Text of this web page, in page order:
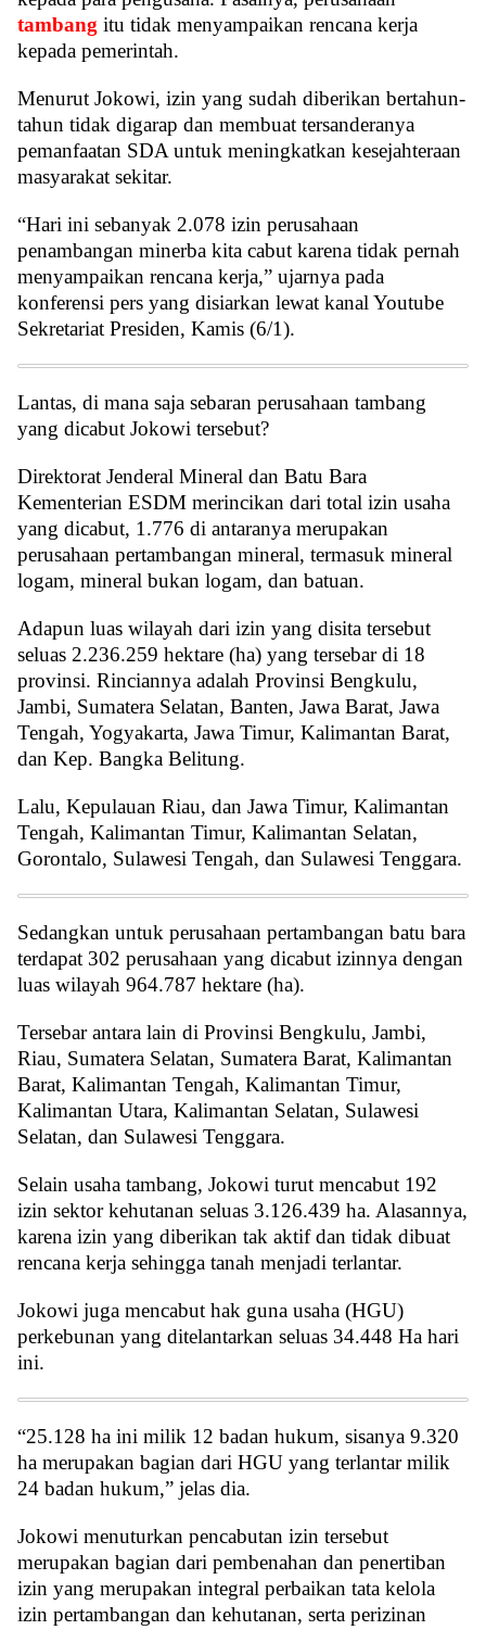
tambang itu tidak menyampaikan rencana kerja
kepada pemerintah.
Menurut Jokowi, izin yang sudah diberikan bertahun-
tahun tidak digarap dan membuat tersanderanya
pemanfaatan SDA untuk meningkatkan kesejahteraan
masyarakat sekitar.
“Hari ini sebanyak 2.078 izin perusahaan
penambangan minerba kita cabut karena tidak pernah
menyampaikan rencana kerja,” ujarnya pada
konferensi pers yang disiarkan lewat kanal Youtube
Sekretariat Presiden, Kamis (6/1).
Lantas, di mana saja sebaran perusahaan tambang
yang dicabut Jokowi tersebut?
Direktorat Jenderal Mineral dan Batu Bara
Kementerian ESDM merincikan dari total izin usaha
yang dicabut, 1.776 di antaranya merupakan
perusahaan pertambangan mineral, termasuk mineral
logam, mineral bukan logam, dan batuan.
Adapun luas wilayah dari izin yang disita tersebut
seluas 2.236.259 hektare (ha) yang tersebar di 18
provinsi. Rinciannya adalah Provinsi Bengkulu,
Jambi, Sumatera Selatan, Banten, Jawa Barat, Jawa
Tengah, Yogyakarta, Jawa Timur, Kalimantan Barat,
dan Kep. Bangka Belitung.
Lalu, Kepulauan Riau, dan Jawa Timur, Kalimantan
Tengah, Kalimantan Timur, Kalimantan Selatan,
Gorontalo, Sulawesi Tengah, dan Sulawesi Tenggara.
Sedangkan untuk perusahaan pertambangan batu bara
terdapat 302 perusahaan yang dicabut izinnya dengan
luas wilayah 964.787 hektare (ha).
Tersebar antara lain di Provinsi Bengkulu, Jambi,
Riau, Sumatera Selatan, Sumatera Barat, Kalimantan
Barat, Kalimantan Tengah, Kalimantan Timur,
Kalimantan Utara, Kalimantan Selatan, Sulawesi
Selatan, dan Sulawesi Tenggara.
Selain usaha tambang, Jokowi turut mencabut 192
izin sektor kehutanan seluas 3.126.439 ha. Alasannya,
karena izin yang diberikan tak aktif dan tidak dibuat
rencana kerja sehingga tanah menjadi terlantar.
Jokowi juga mencabut hak guna usaha (HGU)
perkebunan yang ditelantarkan seluas 34.448 Ha hari
ini.
“25.128 ha ini milik 12 badan hukum, sisanya 9.320
ha merupakan bagian dari HGU yang terlantar milik
24 badan hukum,” jelas dia.
Jokowi menuturkan pencabutan izin tersebut
merupakan bagian dari pembenahan dan penertiban
izin yang merupakan integral perbaikan tata kelola
izin pertambangan dan kehutanan, serta perizinan